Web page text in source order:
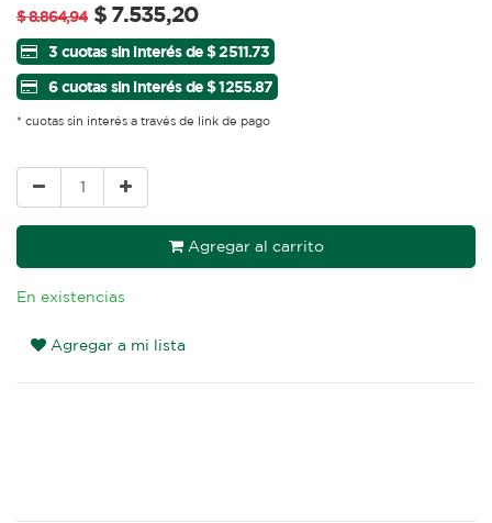
$8.864,94 $ 7.535,20
3 cuotas sin interés de $ 2511.73
6 cuotas sin interés de $ 1255.87
* cuotas sin interés a través de link de pago
Agregar al carrito
En existencias
Agregar a mi lista